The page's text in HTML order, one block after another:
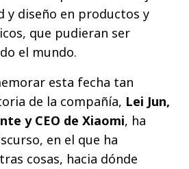
y diseño en productos y
que pudieran ser
el mundo.
esta fecha tan
de la compañía, Lei Jun,
y CEO de Xiaomi, ha
en el que ha
cosas, hacia dónde